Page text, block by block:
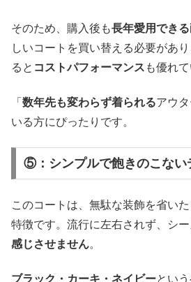
そのため、購入後も長年愛用でき
しいコートを買い替える必要があ
ると コストパフォーマンス も優れ
「 数年先も変わらず着られるアウ
いる方にぴったりです。
⑤：シンプルで飽きのこない
このコートは、無駄な装飾を省いた
特徴です。流行に左右されず、シ
感じさせません。
ブラック・カーキ・ネイビーとい